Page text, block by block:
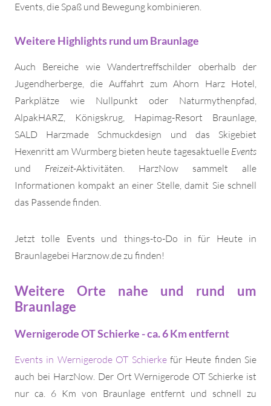
Events, die Spaß und Bewegung kombinieren.
Weitere Highlights rund um Braunlage
Auch Bereiche wie Wandertreffschilder oberhalb der
Jugendherberge, die Auffahrt zum Ahorn Harz Hotel,
Parkplätze wie Nullpunkt oder Naturmythenpfad,
AlpakHARZ, Königskrug, Hapimag-Resort Braunlage,
SALD Harzmade Schmuckdesign und das Skigebiet
Hexenritt am Wurmberg bieten heute tagesaktuelle Events
und Freizeit-Aktivitäten. HarzNow sammelt alle
Informationen kompakt an einer Stelle, damit Sie schnell
das Passende finden.
Jetzt tolle Events und things-to-Do in für Heute in
Braunlagebei Harznow.de zu finden!
Weitere Orte nahe und rund um
Braunlage
Wernigerode OT Schierke - ca. 6 Km entfernt
Events in Wernigerode OT Schierkefür Heute finden Sie
auch bei HarzNow. Der Ort Wernigerode OT Schierke ist
nur ca. 6 Km von Braunlage entfernt und schnell zu